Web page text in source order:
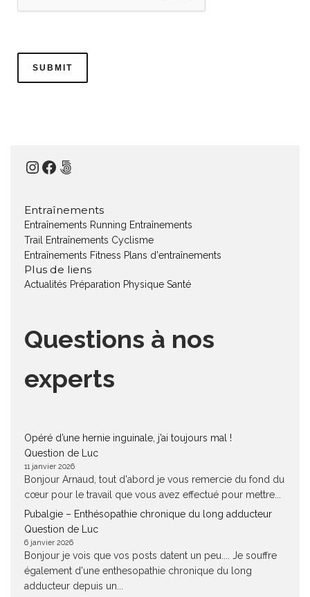
Instagram
Facebook
500px
Entraînements
Entraînements Running Entraînements
Trail
Entraînements Cyclisme
Entraînements Fitness Plans d'entraînements
Plus de liens
Actualités Préparation Physique Santé
Questions à nos
experts
Opéré d’une hernie inguinale, j’ai toujours mal !
Question de Luc
11 janvier 2026
Bonjour Arnaud, tout d'abord je vous remercie du fond du
cœur pour le travail que vous avez effectué pour mettre...
Pubalgie – Enthésopathie chronique du long adducteur
Question de Luc
6 janvier 2026
Bonjour je vois que vos posts datent un peu.... Je souffre
également d'une enthesopathie chronique du long
adducteur depuis un...